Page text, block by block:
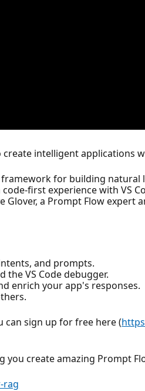
intelligent applications
for building
first experience with VS
Glover, a Prompt Flow
and prompts.
VS Code debugger.
enrich your app's responses.
can sign up for free here (
you create amazing Prompt
rag